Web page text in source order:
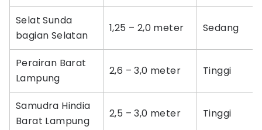
Selat Sunda
bagian Selatan
1,25 – 2,0 meter Sedang
Perairan Barat
Lampung
2,6 – 3,0 meter Tinggi
Samudra Hindia
Barat Lampung
2,5 – 3,0 meter Tinggi